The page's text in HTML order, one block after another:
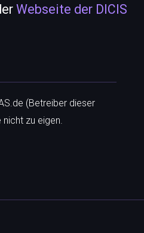
Webseite der DICIS
(Betreiber dieser
zu eigen.